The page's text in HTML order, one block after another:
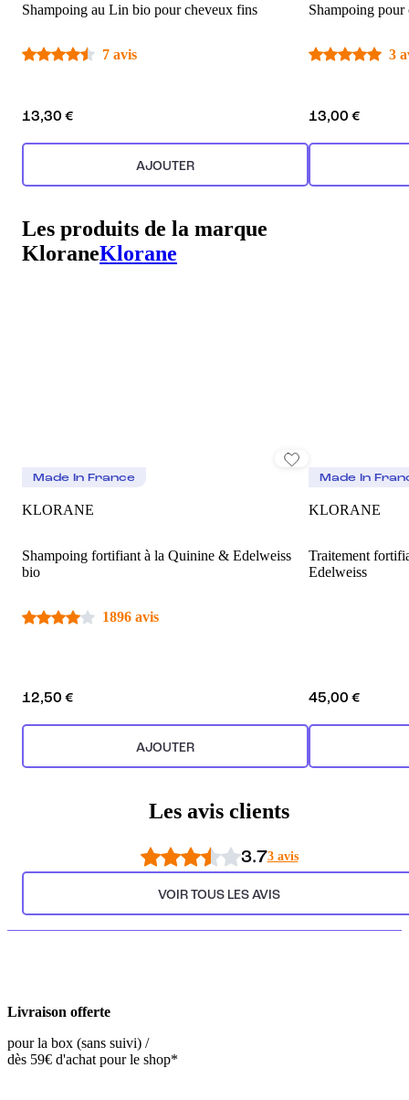
Shampoing au Lin bio pour cheveux fins
7 avis
13,30 €
AJOUTER
Shampoing pour
3
13,00 €
Les produits de la marque
KloraneKlorane
Made In France
KLORANE
Shampoing fortifiant à la Quinine & Edelweiss
bio
1896 avis
12,50 €
AJOUTER
Made In
KLORANE
Traitement
Edelweiss
45,00 €
Les avis clients
3.73 avis
VOIR TOUS LES AVIS
Livraison offerte
pour la box (sans suivi) /
dès 59€ d'achat pour le shop*